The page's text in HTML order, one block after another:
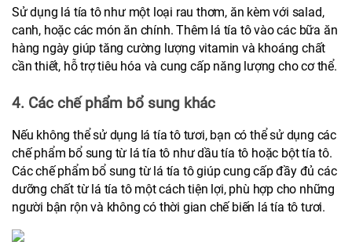
Sử dụng lá tía tô như một loại rau thơm, ăn kèm với salad,
canh, hoặc các món ăn chính. Thêm lá tía tô vào các bữa ăn
hàng ngày giúp tăng cường lượng vitamin và khoáng chất
cần thiết, hỗ trợ tiêu hóa và cung cấp năng lượng cho cơ thể.
4. Các chế phẩm bổ sung khác
Nếu không thể sử dụng lá tía tô tươi, bạn có thể sử dụng các
chế phẩm bổ sung từ lá tía tô như dầu tía tô hoặc bột tía tô.
Các chế phẩm bổ sung từ lá tía tô giúp cung cấp đầy đủ các
dưỡng chất từ lá tía tô một cách tiện lợi, phù hợp cho những
người bận rộn và không có thời gian chế biến lá tía tô tươi.